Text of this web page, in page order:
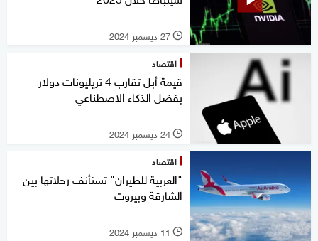
l 27 ديسمبر 2024
اقتصاد
قيمة أبل تقارب 4 تريليونات دولار
بفضل الذكاء الاصطناعي
l 24 ديسمبر 2024
اقتصاد
"العربية للطيران" تستأنف رحلاتها بين
الشارقة وبيروت
l 11 ديسمبر 2024